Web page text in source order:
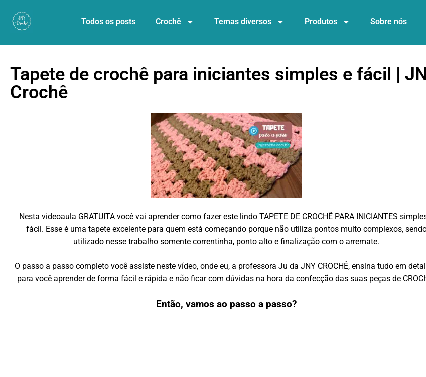
Todos os posts Crochê Temas diversos Produtos Sobre nós
Tapete de crochê para iniciantes simples e fácil |
Crochê
Nesta videoaula GRATUITA você vai aprender como fazer este lindo TAPETE DE CROCHÊ PARA INICIANTES
fácil. Esse é uma tapete excelente para quem está começando porque não utiliza pontos muito complexos,
utilizado nesse trabalho somente correntinha, ponto alto e finalização com o arremate.
O passo a passo completo você assiste neste vídeo, onde eu, a professora Ju da JNY CROCHÊ, ensina tudo em
para você aprender de forma fácil e rápida e não ficar com dúvidas na hora da confecção das suas peças de
Então, vamos ao passo a passo?